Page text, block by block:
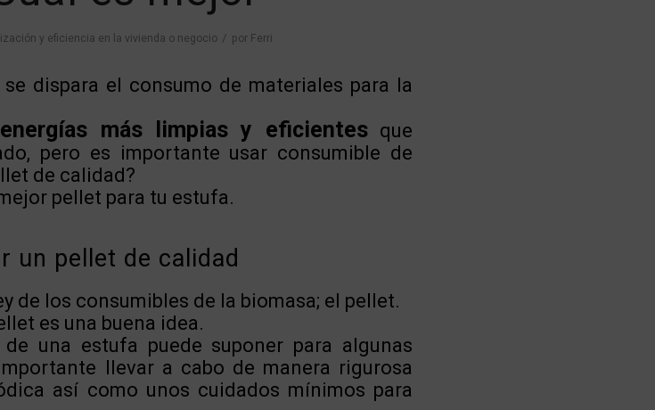
y eficiencia en la vivienda o negocio / por Ferri
dispara el consumo de materiales para la
más limpias y eficientesque
pero es importante usar consumible de
de calidad?
pellet para tu estufa.
un pellet de calidad
de los consumibles de la biomasa; el pellet.
es una buena idea.
una estufa puede suponer para algunas
llevar a cabo de manera rigurosa
así como unos cuidados mínimos para